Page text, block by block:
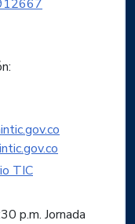
TIC
p.m. Jornada